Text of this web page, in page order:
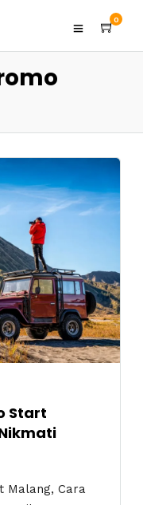
0
Start
Malang, Cara